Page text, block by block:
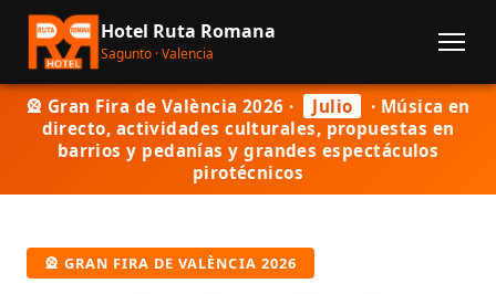
Hotel Ruta Romana
Sagunto · Valencia
🎡 Gran Fira de València 2026 · Julio
· Música en
directo, actividades culturales, propuestas en
barrios y pedanías y grandes espectáculos
pirotécnicos
🎡 GRAN FIRA DE VALÈNCIA 2026